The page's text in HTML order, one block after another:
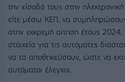
την είσοδό τους στην
είτε μέσω ΚΕΠ, να συμπληρώσουν
στην εκκρεμή αίτηση έτους 2024,
στοιχεία για τις αυτόματες
να τα αποθηκεύσουν, ώστε να
αυτόματοι έλεγχοι.